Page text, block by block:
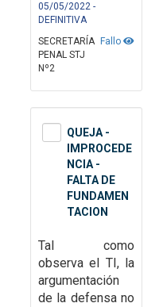
05/05/2022 -
DEFINITIVA
Fallo
SECRETARÍA
PENAL STJ
Nº2
QUEJA -
IMPROCEDE
NCIA -
FALTA DE
FUNDAMEN
TACION
Tal como
observa el TI, la
argumentación
de la defensa no